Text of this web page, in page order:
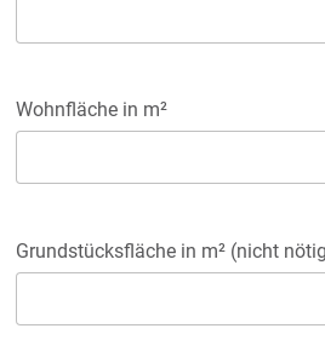
Wohnfläche in m²
Grundstücksfläche in m² (nicht